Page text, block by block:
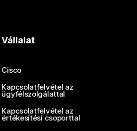
Vállalat
Cisco
Kapcsolatfelvétel az
ügyfélszolgálattal
Kapcsolatfelvétel az
értékesítési csoporttal